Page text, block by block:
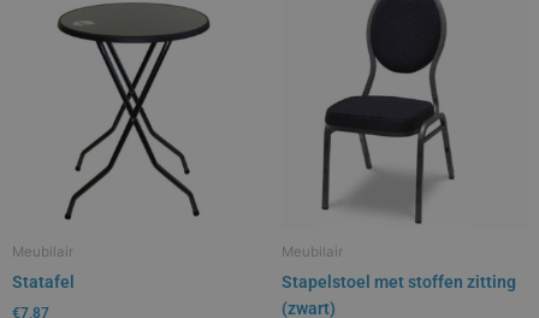
Meubilair
Statafel
€7,87
Meubilair
Stapelstoel met stoffen zitting
(zwart)